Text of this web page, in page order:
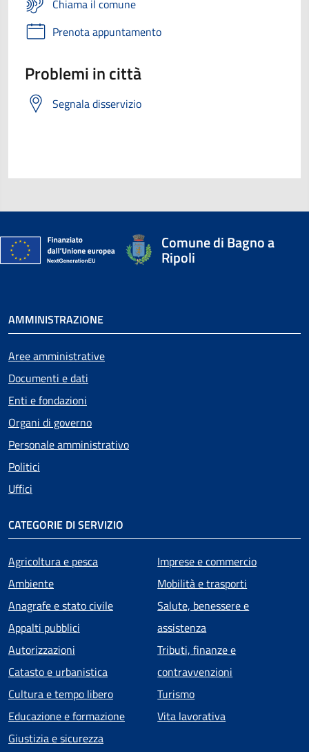
Chiama il comune
Prenota appuntamento
Problemi in città
Segnala disservizio
Comune di Bagno a
Ripoli
AMMINISTRAZIONE
Aree amministrative
Documenti e dati
Enti e fondazioni
Organi di governo
Personale amministrativo
Politici
Uffici
CATEGORIE DI SERVIZIO
Agricoltura e pesca
Ambiente
Anagrafe e stato civile
Appalti pubblici
Autorizzazioni
Catasto e urbanistica
Cultura e tempo libero
Educazione e formazione
Giustizia e sicurezza
Imprese e commercio
Mobilità e trasporti
Salute, benessere e
assistenza
Tributi, finanze e
contravvenzioni
Turismo
Vita lavorativa